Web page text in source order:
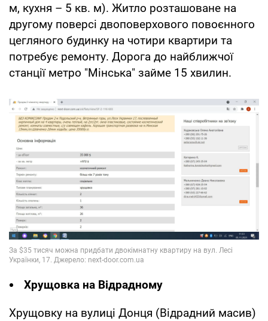
м, кухня – 5 кв. м). Житло розташоване на
другому поверсі двоповерхового повоєнного
цегляного будинку на чотири квартири та
потребує ремонту. Дорога до найближчої
станції метро "Мінська" займе 15 хвилин.
Хрущовка на Відрадному
Хрущовку на вулиці Донця (Відрадний масив)